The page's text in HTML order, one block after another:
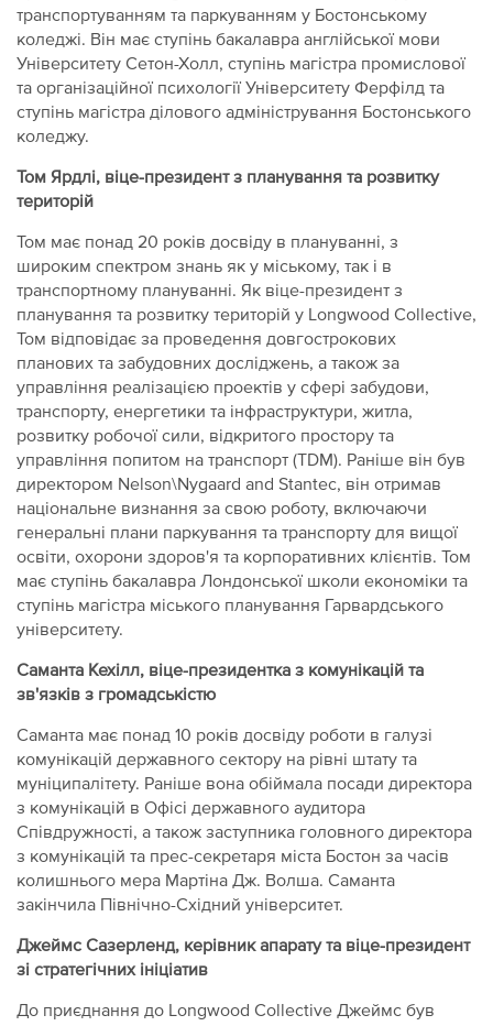
транспортуванням та паркуванням у Бостонському
коледжі. Він має ступінь бакалавра англійської мови
Університету Сетон-Холл, ступінь магістра промислової
та організаційної психології Університету Ферфілд та
ступінь магістра ділового адміністрування Бостонського
коледжу.
Том Ярдлі, віце-президент з планування та розвитку
територій
Том має понад 20 років досвіду в плануванні, з
широким спектром знань як у міському, так і в
транспортному плануванні. Як віце-президент з
планування та розвитку територій у Longwood Collective,
Том відповідає за проведення довгострокових
планових та забудовних досліджень, а також за
управління реалізацією проектів у сфері забудови,
транспорту, енергетики та інфраструктури, житла,
розвитку робочої сили, відкритого простору та
управління попитом на транспорт (TDM). Раніше він був
директором Nelson\Nygaard and Stantec, він отримав
національне визнання за свою роботу, включаючи
генеральні плани паркування та транспорту для вищої
освіти, охорони здоров'я та корпоративних клієнтів. Том
має ступінь бакалавра Лондонської школи економіки та
ступінь магістра міського планування Гарвардського
університету.
Саманта Кехілл, віце-президентка з комунікацій та
зв'язків з громадськістю
Саманта має понад 10 років досвіду роботи в галузі
комунікацій державного сектору на рівні штату та
муніципалітету. Раніше вона обіймала посади директора
з комунікацій в Офісі державного аудитора
Співдружності, а також заступника головного директора
з комунікацій та прес-секретаря міста Бостон за часів
колишнього мера Мартіна Дж. Волша. Саманта
закінчила Північно-Східний університет.
Джеймс Сазерленд, керівник апарату та віце-президент
зі стратегічних ініціатив
До приєднання до Longwood Collective Джеймс був